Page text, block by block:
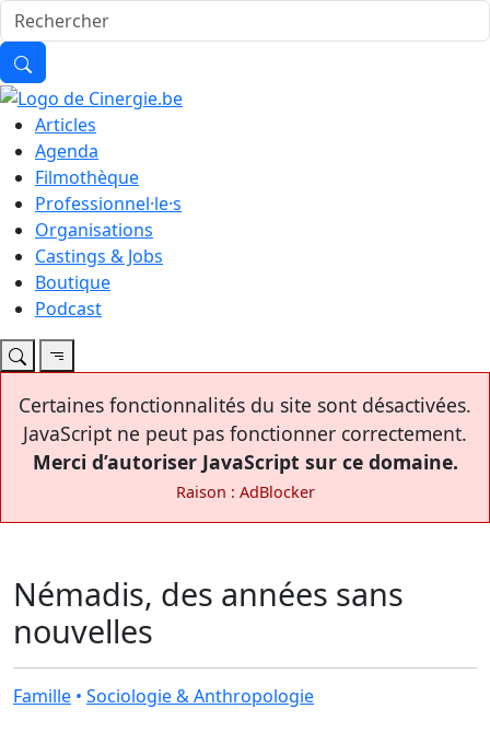
Articles
Agenda
Filmothèque
Professionnel·le·s
Organisations
Castings & Jobs
Boutique
Podcast
Certaines fonctionnalités du site sont désactivées.
JavaScript ne peut pas fonctionner correctement.
Merci d’autoriser JavaScript sur ce domaine.
Raison : AdBlocker
Némadis, des années sans
nouvelles
Famille • Sociologie & Anthropologie